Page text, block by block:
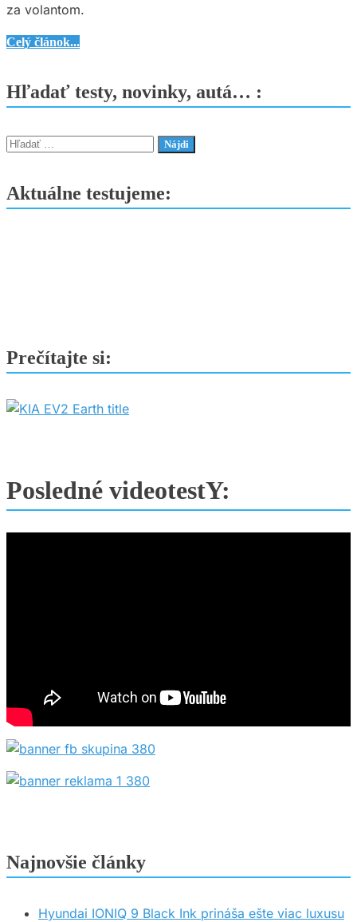
za volantom.
Honda
2025
–
Kompaktný
s
veľkou
Celý článok...
Hľadať testy, novinky, autá… :
Hľadať:
Aktuálne testujeme:
Prečítajte si:
Posledné videotestY:
Najnovšie články
Hyundai IONIQ 9 Black Ink prináša ešte viac luxusu